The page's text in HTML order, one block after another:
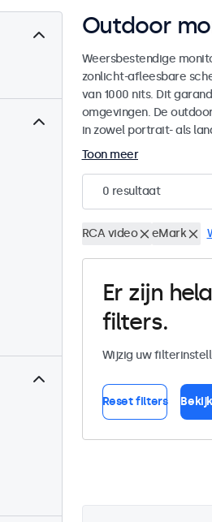
Outdoor
Weersbestendige
zonlicht-afleesbare
van 1000 nits. Dit
omgevingen. De
in zowel portrait- als
Toon meer
0 resultaat
RCA video eMark
Er zijn
filters.
Wijzig uw
Reset filters